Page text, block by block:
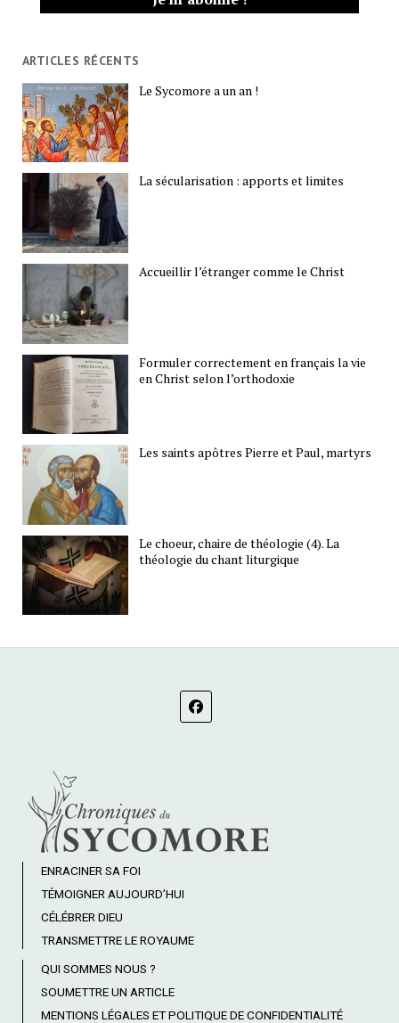
ARTICLES RÉCENTS
Le Sycomore a un an !
La sécularisation : apports et limites
Accueillir l’étranger comme le Christ
Formuler correctement en français la vie
en Christ selon l’orthodoxie
Les saints apôtres Pierre et Paul, martyrs
Le choeur, chaire de théologie (4). La
théologie du chant liturgique
ENRACINER SA FOI
TÉMOIGNER AUJOURD’HUI
CÉLÉBRER DIEU
TRANSMETTRE LE ROYAUME
QUI SOMMES NOUS ?
SOUMETTRE UN ARTICLE
MENTIONS LÉGALES ET POLITIQUE DE CONFIDENTIALITÉ